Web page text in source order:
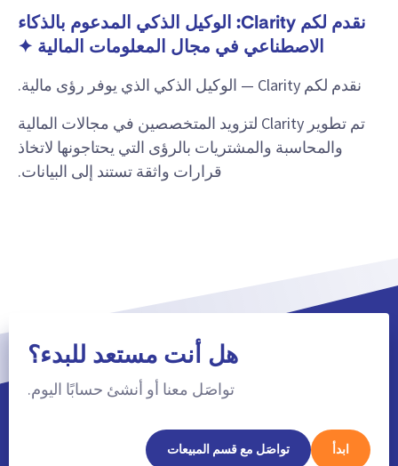
نقدم لكم Clarity: الوكيل الذكي المدعوم بالذكاء
الاصطناعي في مجال المعلومات المالية ✦
نقدم لكم Clarity — الوكيل الذكي الذي يوفر رؤى مالية.
تم تطوير Clarity لتزويد المتخصصين في مجالات المالية
والمحاسبة والمشتريات بالرؤى التي يحتاجونها لاتخاذ
قرارات واثقة تستند إلى البيانات.
هل أنت مستعد للبدء؟
تواصَل معنا أو أنشئ حسابًا اليوم.
ابدأ تواصَل مع قسم المبيعات